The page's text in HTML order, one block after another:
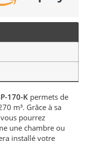
170-K permets de
m³. Grâce à sa
pourrez
une chambre ou
installé votre